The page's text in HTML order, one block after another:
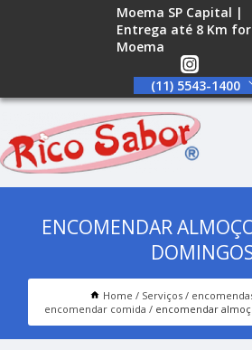
Moema SP Capital |
Entrega até 8 Km
Moema
(11) 5543-1400
ENCOMENDAR
Home Serviços
encomendar comida
encomendar